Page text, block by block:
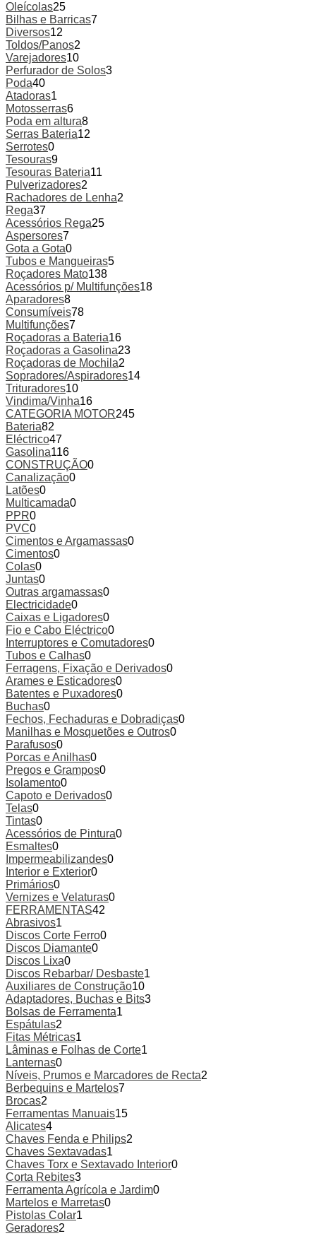
Oleícolas25
Bilhas e Barricas7
Diversos12
Toldos/Panos2
Varejadores10
Perfurador de Solos3
Poda40
Atadoras1
Motosserras6
Poda em altura8
Serras Bateria12
Serrotes0
Tesouras9
Tesouras Bateria11
Pulverizadores2
Rachadores de Lenha2
Rega37
Acessórios Rega25
Aspersores7
Gota a Gota0
Tubos e Mangueiras5
Roçadores Mato138
Acessórios p/ Multifunções18
Aparadores8
Consumíveis78
Multifunções7
Roçadoras a Bateria16
Roçadoras a Gasolina23
Roçadoras de Mochila2
Sopradores/Aspiradores14
Trituradores10
Vindima/Vinha16
CATEGORIA MOTOR245
Bateria82
Eléctrico47
Gasolina116
CONSTRUÇÃO0
Canalização0
Latões0
Multicamada0
PPR0
PVC0
Cimentos e Argamassas0
Cimentos0
Colas0
Juntas0
Outras argamassas0
Electricidade0
Caixas e Ligadores0
Fio e Cabo Eléctrico0
Interruptores e Comutadores0
Tubos e Calhas0
Ferragens, Fixação e Derivados0
Arames e Esticadores0
Batentes e Puxadores0
Buchas0
Fechos, Fechaduras e Dobradiças0
Manilhas e Mosquetões e Outros0
Parafusos0
Porcas e Anilhas0
Pregos e Grampos0
Isolamento0
Capoto e Derivados0
Telas0
Tintas0
Acessórios de Pintura0
Esmaltes0
Impermeabilizandes0
Interior e Exterior0
Primários0
Vernizes e Velaturas0
FERRAMENTAS42
Abrasivos1
Discos Corte Ferro0
Discos Diamante0
Discos Lixa0
Discos Rebarbar/ Desbaste1
Auxiliares de Construção10
Adaptadores, Buchas e Bits3
Bolsas de Ferramenta1
Espátulas2
Fitas Métricas1
Lâminas e Folhas de Corte1
Lanternas0
Níveis, Prumos e Marcadores de Recta2
Berbequins e Martelos7
Brocas2
Ferramentas Manuais15
Alicates4
Chaves Fenda e Philips2
Chaves Sextavadas1
Chaves Torx e Sextavado Interior0
Corta Rebites3
Ferramenta Agrícola e Jardim0
Martelos e Marretas0
Pistolas Colar1
Geradores2